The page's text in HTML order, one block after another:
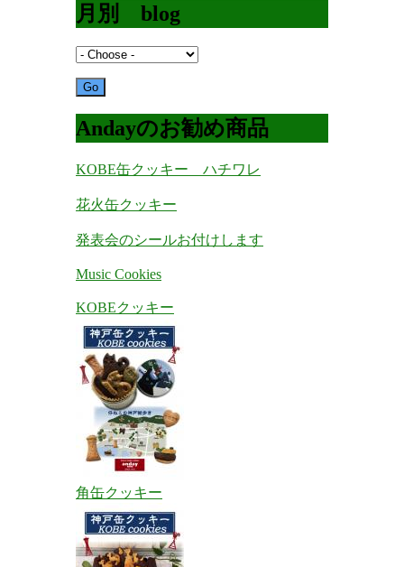
月別 blog
Andayのお勧め商品
KOBE缶クッキー ハチワレ
花火缶クッキー
発表会のシールお付けします
Music Cookies
KOBEクッキー
角缶クッキー